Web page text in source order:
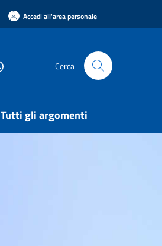
Accedi all'area personale
Cerca
Tutti gli argomenti